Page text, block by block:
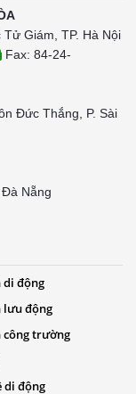
Giám, TP. Hà Nội
Fax: 84-24-
Đức Thắng, P. Sài
Nẵng
di động
lưu động
công trường
di động